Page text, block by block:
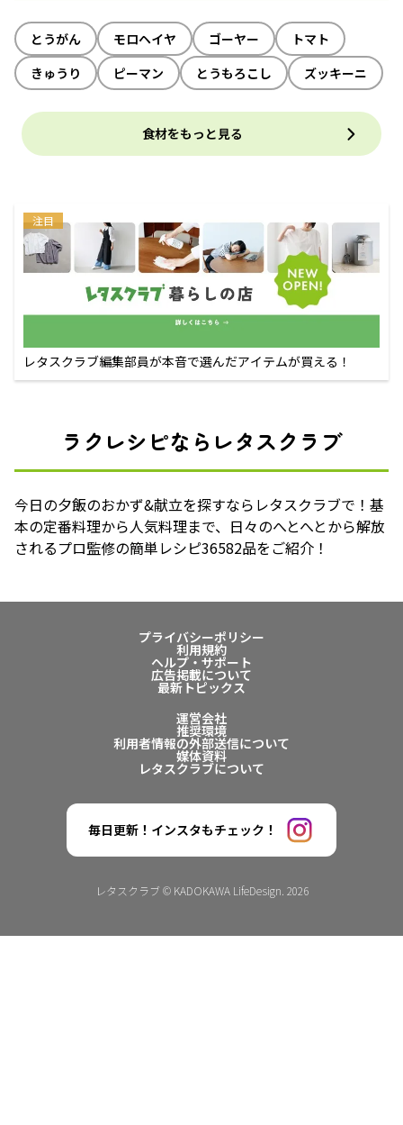
とうがん モロヘイヤ ゴーヤー
トマト
きゅうり
ピーマン とうもろこし ズッキーニ
食材をもっと見る
注目
レタスクラブ編集部員が本音で選んだアイテムが買える！
ラクレシピならレタスクラブ
今日の夕飯のおかず&献立を探すならレタスクラブで！基
本の定番料理から人気料理まで、日々のへとへとから解放
されるプロ監修の簡単レシピ36582品をご紹介！
プライバシーポリシー
利用規約
ヘルプ・サポート
広告掲載について
最新トピックス
運営会社
推奨環境
利用者情報の外部送信について
媒体資料
レタスクラブについて
毎日更新！インスタもチェック！
レタスクラブ © KADOKAWA LifeDesign. 2026